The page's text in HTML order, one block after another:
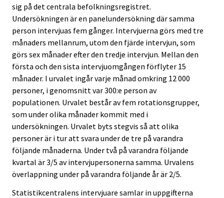
sig på det centrala befolkningsregistret.
Undersökningen är en panelundersökning där samma
person intervjuas fem gånger. Intervjuerna görs med tre
månaders mellanrum, utom den fjärde intervjun, som
görs sex månader efter den tredje intervjun. Mellan den
första och den sista intervjuomgången förflyter 15
månader. I urvalet ingår varje månad omkring 12 000
personer, i genomsnitt var 300:e person av
populationen. Urvalet består av fem rotationsgrupper,
som under olika månader kommit med i
undersökningen. Urvalet byts stegvis så att olika
personer är i tur att svara under de tre på varandra
följande månaderna. Under två på varandra följande
kvartal är 3/5 av intervjupersonerna samma. Urvalens
överlappning under på varandra följande år är 2/5.
Statistikcentralens intervjuare samlar in uppgifterna